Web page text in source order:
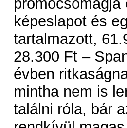
promócsomagja
képeslapot és
tartalmazott,
28.300 Ft –
évben
mintha nem is
találni róla, bár